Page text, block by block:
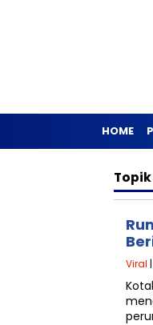
HOME
Topik
Viral